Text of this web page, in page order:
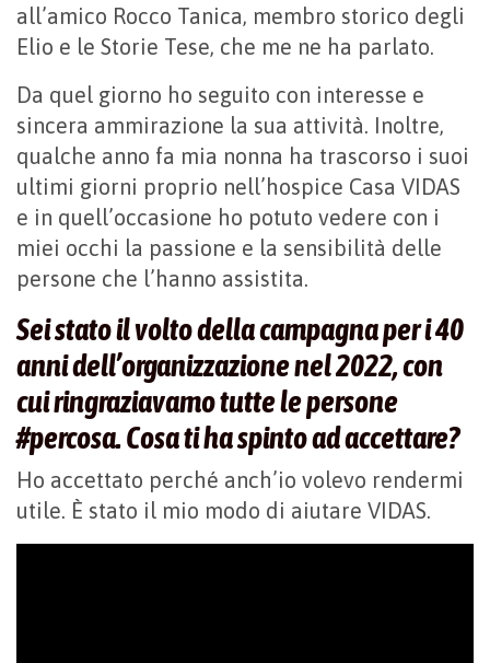
all’amico Rocco Tanica, membro storico degli
Elio e le Storie Tese, che me ne ha parlato.
Da quel giorno ho seguito con interesse e
sincera ammirazione la sua attività. Inoltre,
qualche anno fa mia nonna ha trascorso i suoi
ultimi giorni proprio nell’hospice Casa VIDAS
e in quell’occasione ho potuto vedere con i
miei occhi la passione e la sensibilità delle
persone che l’hanno assistita.
Sei stato il volto della campagna per i 40
anni dell’organizzazione nel 2022, con
cui ringraziavamo tutte le persone
#percosa. Cosa ti ha spinto ad accettare?
Ho accettato perché anch’io volevo rendermi
utile. È stato il mio modo di aiutare VIDAS.